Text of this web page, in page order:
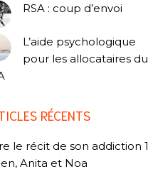
RSA : coup d’envoi
L’aide psychologique
pour les allocataires du
RÉCENTS
le récit de son addiction 1
Anita et Noa